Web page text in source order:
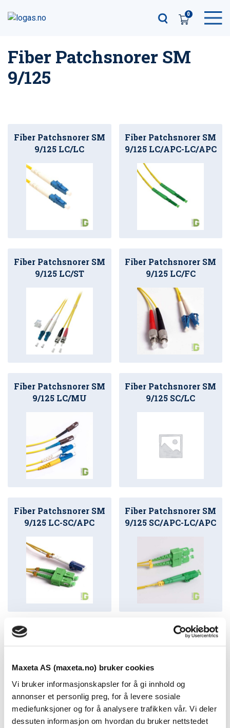
Maxeta AS (maxeta.no) bruker cookies
Vi bruker informasjonskapsler for å gi innhold og
annonser et personlig preg, for å levere sosiale
mediefunksjoner og for å analysere trafikken vår. Vi deler
dessuten informasjon om hvordan du bruker nettstedet
0
Fiber Patchsnorer SM
9/125
Fiber Patchsnorer SM
9/125 LC/LC
Fiber Patchsnorer SM
9/125 LC/APC-LC/APC
Fiber Patchsnorer SM
9/125 LC/ST
Fiber Patchsnorer SM
9/125 LC/FC
Fiber Patchsnorer SM
9/125 LC/MU
Fiber Patchsnorer SM
9/125 SC/LC
Fiber Patchsnorer SM
9/125 LC-SC/APC
Fiber Patchsnorer SM
9/125 SC/APC-LC/APC
Fiber Patchsnorer SM
9/125 SC/SC
Fiber Patchsnorer SM
9/125 SC/-SC/APC